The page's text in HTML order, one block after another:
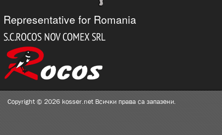
Representative for Romania
Copyright © 2026 kosser.net Всички права са запазени.